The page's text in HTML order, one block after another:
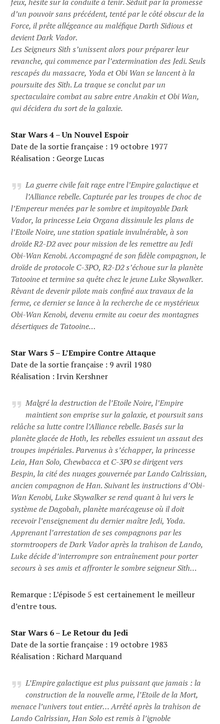
d’un pouvoir sans précédent, tenté par le côté obscur de la
Force, il prête allégeance au maléfique Darth Sidious et
devient Dark Vador.
Les Seigneurs Sith s’unissent alors pour préparer leur
revanche, qui commence par l’extermination des Jedi. Seuls
rescapés du massacre, Yoda et Obi Wan se lancent à la
poursuite des Sith. La traque se conclut par un
spectaculaire combat au sabre entre Anakin et Obi Wan,
qui décidera du sort de la galaxie.
Star Wars 4 – Un Nouvel Espoir
Date de la sortie française : 19 octobre 1977
Réalisation : George Lucas
La guerre civile fait rage entre l’Empire galactique et
l’Alliance rebelle. Capturée par les troupes de choc de
l’Empereur menées par le sombre et impitoyable Dark
Vador, la princesse Leia Organa dissimule les plans de
l’Etoile Noire, une station spatiale invulnérable, à son
droïde R2-D2 avec pour mission de les remettre au Jedi
Obi-Wan Kenobi. Accompagné de son fidèle compagnon, le
droïde de protocole C-3PO, R2-D2 s’échoue sur la planète
Tatooine et termine sa quête chez le jeune Luke Skywalker.
Rêvant de devenir pilote mais confiné aux travaux de la
ferme, ce dernier se lance à la recherche de ce mystérieux
Obi-Wan Kenobi, devenu ermite au coeur des montagnes
désertiques de Tatooine…
Star Wars 5 – L’Empire Contre Attaque
Date de la sortie française : 9 avril 1980
Réalisation : Irvin Kershner
Malgré la destruction de l’Etoile Noire, l’Empire
maintient son emprise sur la galaxie, et poursuit sans
relâche sa lutte contre l’Alliance rebelle. Basés sur la
planète glacée de Hoth, les rebelles essuient un assaut des
troupes impériales. Parvenus à s’échapper, la princesse
Leia, Han Solo, Chewbacca et C-3P0 se dirigent vers
Bespin, la cité des nuages gouvernée par Lando Calrissian,
ancien compagnon de Han. Suivant les instructions d’Obi-
Wan Kenobi, Luke Skywalker se rend quant à lui vers le
système de Dagobah, planète marécageuse où il doit
recevoir l’enseignement du dernier maître Jedi, Yoda.
Apprenant l’arrestation de ses compagnons par les
stormtroopers de Dark Vador après la trahison de Lando,
Luke décide d’interrompre son entraînement pour porter
secours à ses amis et affronter le sombre seigneur Sith…
Remarque : L’épisode 5 est certainement le meilleur
d’entre tous.
Star Wars 6 – Le Retour du Jedi
Date de la sortie française : 19 octobre 1983
Réalisation : Richard Marquand
L’Empire galactique est plus puissant que jamais : la
construction de la nouvelle arme, l’Etoile de la Mort,
menace l’univers tout entier… Arrêté après la trahison de
Lando Calrissian, Han Solo est remis à l’ignoble